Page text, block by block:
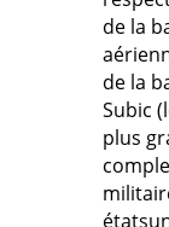
de la
de la
Subic
plus